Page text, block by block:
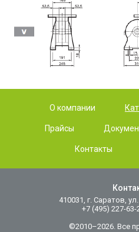
О компании
Прайсы
Контакты
410031, г. Саратов,
+7 (495) 227-63-
©2010–2026. Все